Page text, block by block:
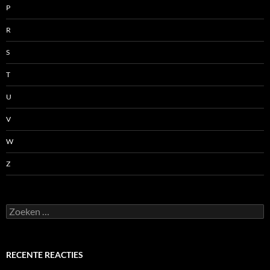
P
R
S
T
U
V
W
Z
Zoeken
naar:
RECENTE REACTIES